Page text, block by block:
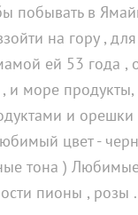
побывать в
на гору ,
ей 53 года ,
и море продукты,
и орешки
цвет -
тона )
пионы , розы